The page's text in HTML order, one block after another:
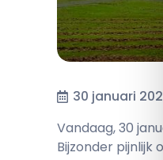
30 januari
Vandaag, 30
Bijzonder